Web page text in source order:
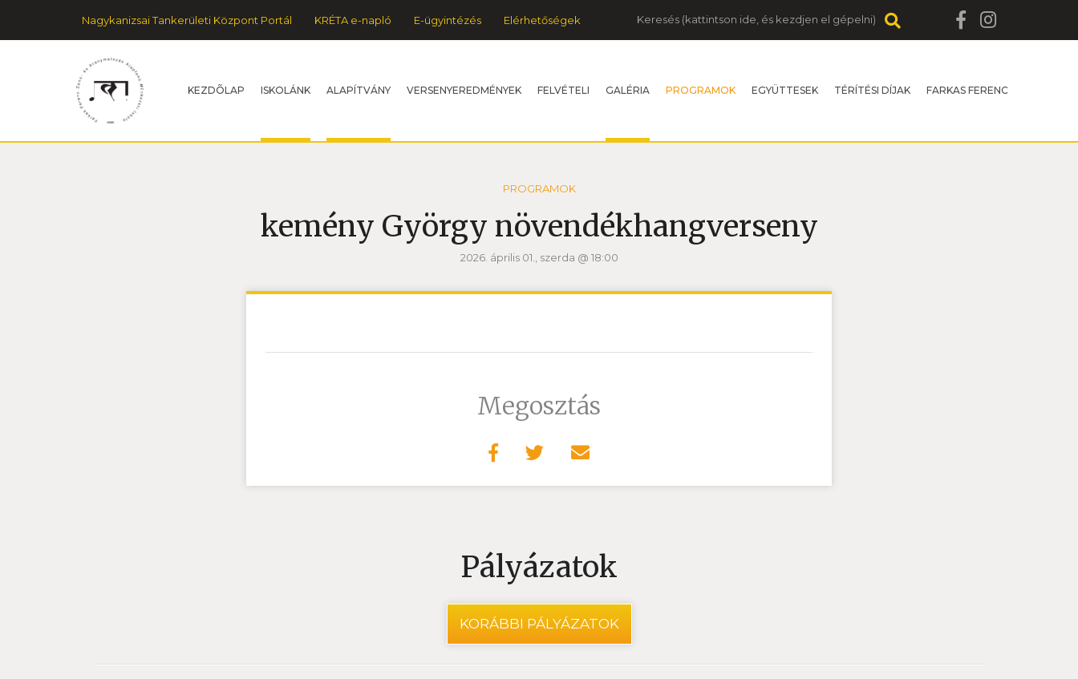
Nagykanizsai Tankerületi Központ Portál KRÉTA e-napló E-ügyintézés Elérhetőségek Keresés
KEZDÕLAP ISKOLÁNK ALAPÍTVÁNY VERSENYEREDMÉNYEK FELVÉTELI GALÉRIA PROGRAMOK EGYÜTTESEK TÉRÍTÉSI DÍJAK FARKAS FERENC
PROGRAMOK
kemény György növendékhangverseny
2026. április 01., szerda @ 18:00
Megosztás
Pályázatok
KORÁBBI PÁLYÁZATOK